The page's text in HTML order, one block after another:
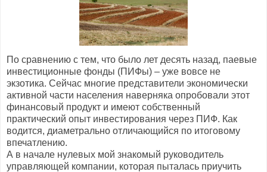
По сравнению с тем, что было лет десять назад, паевые
инвестиционные фонды (ПИФы) – уже вовсе не
экзотика. Сейчас многие представители экономически
активной части населения наверняка опробовали этот
финансовый продукт и имеют собственный
практический опыт инвестирования через ПИФ. Как
водится, диаметрально отличающийся по итоговому
впечатлению.
А в начале нулевых мой знакомый руководитель
управляющей компании, которая пыталась приучить